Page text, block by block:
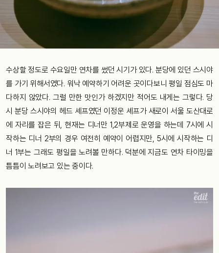
수상할 정도로 수요일만 연차를 썼던 시기가 있다. 분당에 있던 스시야
를 가기 위해서였다. 워낙 예약하기 어려운 곳이다보니 평일 점심도 마
다하지 않았다. 그럴 만한 맛인가 하겠지만 적어도 내게는 그렇다. 당
시 분당 스시야의 헤드 셰프였던 이정운 셰프가 새로이 서울 도산대로
에 자리를 잡은 뒤, 현재는 디너만 1,2부제로 운영을 하는데 7시에 시
작하는 디너 2부의 경우 여전히 예약이 어렵지만, 5시에 시작하는 디
너 1부는 그래도 평일을 노려볼 만하다. 덕분에 지금도 연차 타이밍을
틈틈이 노려보고 있는 중이다.